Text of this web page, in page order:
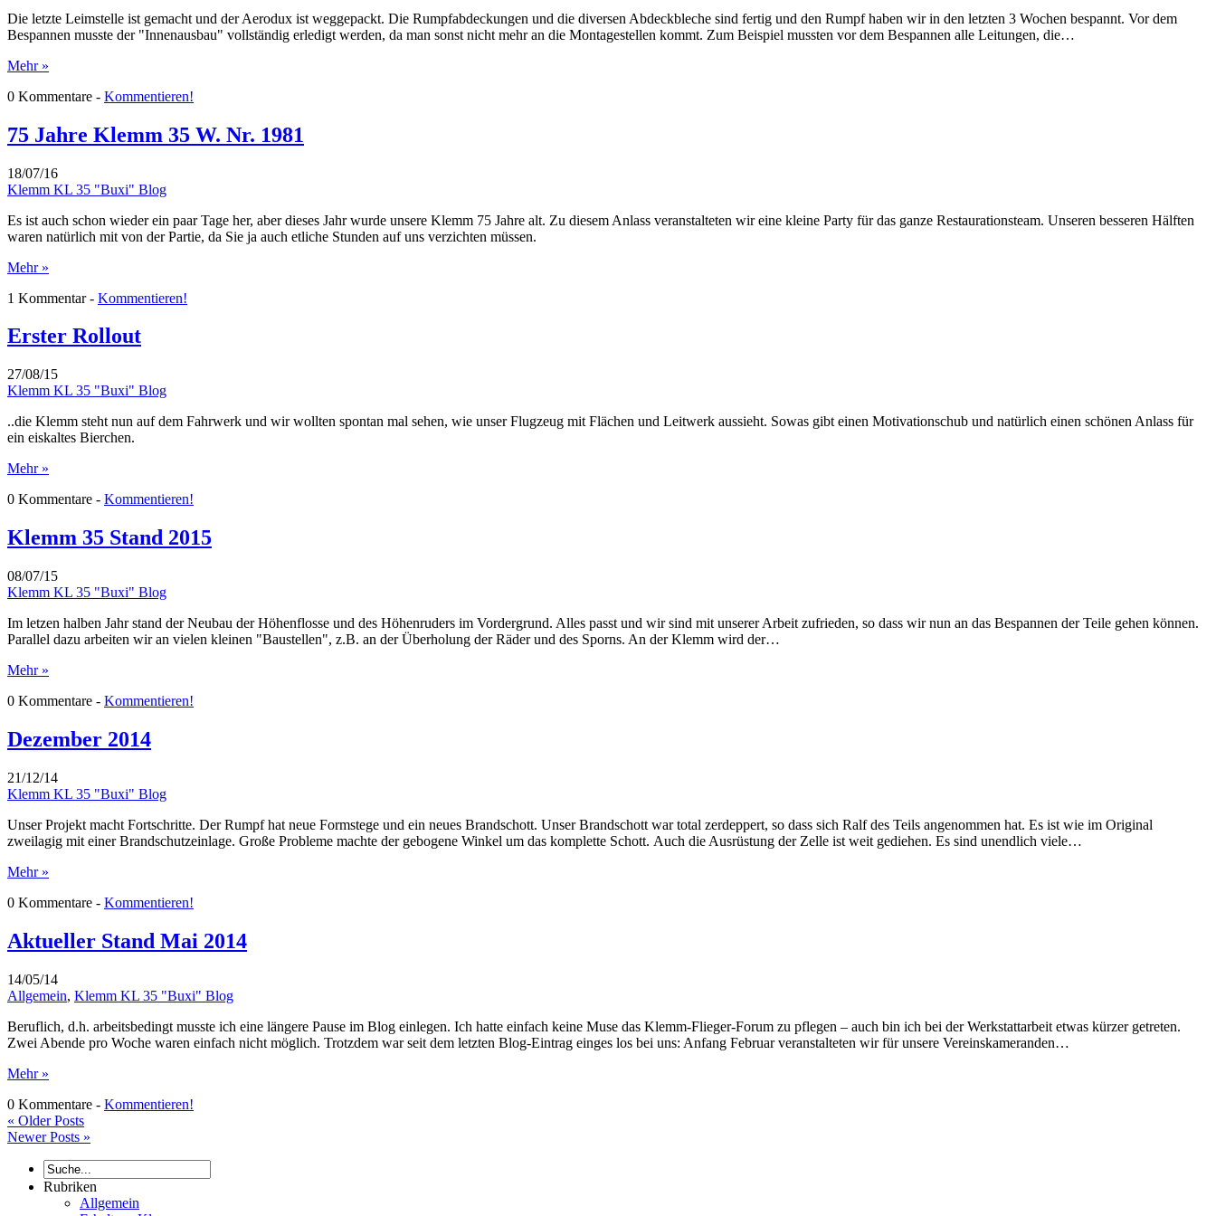
Die letzte Leimstelle ist gemacht und der Aerodux ist weggepackt. Die Rumpfabdeckungen und die diversen Abdeckbleche sind fertig und den Rumpf haben wir in den letzten 3 Wochen bespannt. Vor dem
Bespannen musste der "Innenausbau" vollständig erledigt werden, da man sonst nicht mehr an die Montagestellen kommt. Zum Beispiel mussten vor dem Bespannen alle Leitungen, die…
Mehr »
0 Kommentare - Kommentieren!
75 Jahre Klemm 35 W. Nr. 1981
18/07/16
Klemm KL 35 "Buxi" Blog
Es ist auch schon wieder ein paar Tage her, aber dieses Jahr wurde unsere Klemm 75 Jahre alt. Zu diesem Anlass veranstalteten wir eine kleine Party für das ganze Restaurationsteam. Unseren besseren Hälften
waren natürlich mit von der Partie, da Sie ja auch etliche Stunden auf uns verzichten müssen.
Mehr »
1 Kommentar - Kommentieren!
Erster Rollout
27/08/15
Klemm KL 35 "Buxi" Blog
..die Klemm steht nun auf dem Fahrwerk und wir wollten spontan mal sehen, wie unser Flugzeug mit Flächen und Leitwerk aussieht. Sowas gibt einen Motivationschub und natürlich einen schönen Anlass für
ein eiskaltes Bierchen.
Mehr »
0 Kommentare - Kommentieren!
Klemm 35 Stand 2015
08/07/15
Klemm KL 35 "Buxi" Blog
Im letzen halben Jahr stand der Neubau der Höhenflosse und des Höhenruders im Vordergrund. Alles passt und wir sind mit unserer Arbeit zufrieden, so dass wir nun an das Bespannen der Teile gehen können.
Parallel dazu arbeiten wir an vielen kleinen "Baustellen", z.B. an der Überholung der Räder und des Sporns. An der Klemm wird der…
Mehr »
0 Kommentare - Kommentieren!
Dezember 2014
21/12/14
Klemm KL 35 "Buxi" Blog
Unser Projekt macht Fortschritte. Der Rumpf hat neue Formstege und ein neues Brandschott. Unser Brandschott war total zerdeppert, so dass sich Ralf des Teils angenommen hat. Es ist wie im Original
zweilagig mit einer Brandschutzeinlage. Große Probleme machte der gebogene Winkel um das komplette Schott. Auch die Ausrüstung der Zelle ist weit gediehen. Es sind unendlich viele…
Mehr »
0 Kommentare - Kommentieren!
Aktueller Stand Mai 2014
14/05/14
Allgemein, Klemm KL 35 "Buxi" Blog
Beruflich, d.h. arbeitsbedingt musste ich eine längere Pause im Blog einlegen. Ich hatte einfach keine Muse das Klemm-Flieger-Forum zu pflegen – auch bin ich bei der Werkstattarbeit etwas kürzer getreten.
Zwei Abende pro Woche waren einfach nicht möglich. Trotzdem war seit dem letzten Blog-Eintrag einges los bei uns: Anfang Februar veranstalteten wir für unsere Vereinskameranden…
Mehr »
0 Kommentare - Kommentieren!
« Older Posts
Newer Posts »
Rubriken
Allgemein